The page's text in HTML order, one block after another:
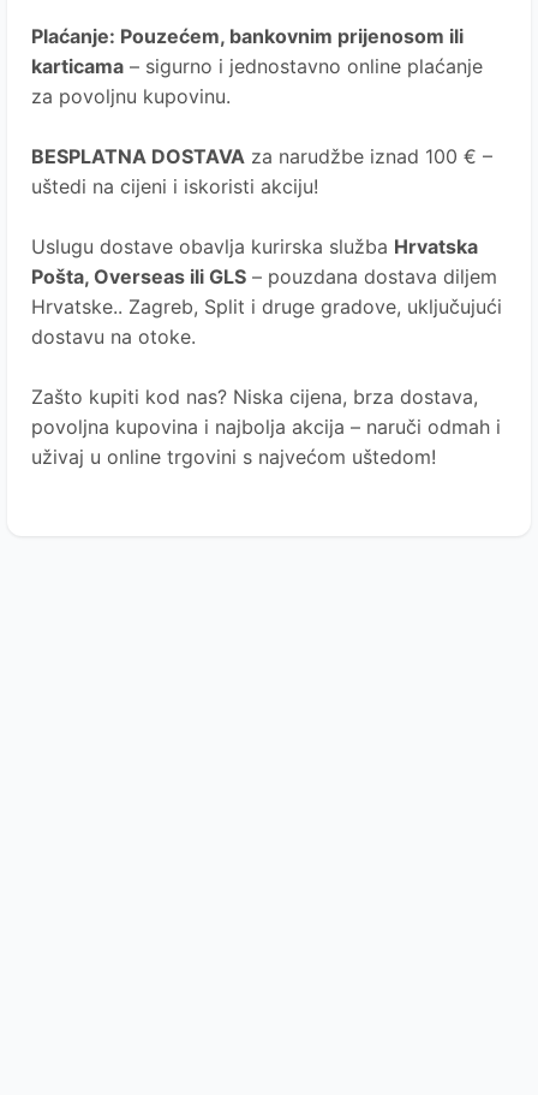
Plaćanje: Pouzećem, bankovnim prijenosom ili
karticama – sigurno i jednostavno online plaćanje
za povoljnu kupovinu.
BESPLATNA DOSTAVA za narudžbe iznad 100 € –
uštedi na cijeni i iskoristi akciju!
Uslugu dostave obavlja kurirska služba Hrvatska
Pošta, Overseas ili GLS – pouzdana dostava diljem
Hrvatske.. Zagreb, Split i druge gradove, uključujući
dostavu na otoke.
Zašto kupiti kod nas? Niska cijena, brza dostava,
povoljna kupovina i najbolja akcija – naruči odmah i
uživaj u online trgovini s najvećom uštedom!